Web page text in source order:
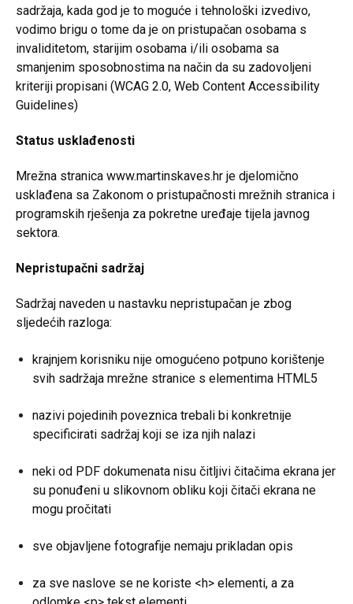
sadržaja, kada god je to moguće i tehnološki izvedivo,
vodimo brigu o tome da je on pristupačan osobama s
invaliditetom, starijim osobama i/ili osobama sa
smanjenim sposobnostima na način da su zadovoljeni
kriteriji propisani (WCAG 2.0, Web Content Accessibility
Guidelines)
Status usklađenosti
Mrežna stranica www.martinskaves.hr je djelomično
usklađena sa Zakonom o pristupačnosti mrežnih stranica i
programskih rješenja za pokretne uređaje tijela javnog
sektora.
Nepristupačni sadržaj
Sadržaj naveden u nastavku nepristupačan je zbog
sljedećih razloga:
krajnjem korisniku nije omogućeno potpuno korištenje
svih sadržaja mrežne stranice s elementima HTML5
nazivi pojedinih poveznica trebali bi konkretnije
specificirati sadržaj koji se iza njih nalazi
neki od PDF dokumenata nisu čitljivi čitačima ekrana jer
su ponuđeni u slikovnom obliku koji čitači ekrana ne
mogu pročitati
sve objavljene fotografije nemaju prikladan opis
za sve naslove se ne koriste <h> elementi, a za